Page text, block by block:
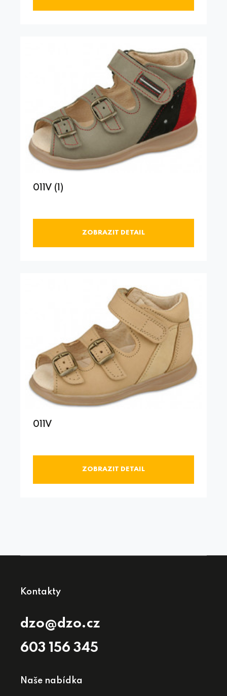
011V (1)
ZOBRAZIT DETAIL
011V
ZOBRAZIT DETAIL
Kontakty
dzo@dzo.cz
603 156 345
Naše nabídka